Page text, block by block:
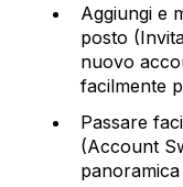
Aggiungi e
posto
nuovo
facilmente
Passare
(Account